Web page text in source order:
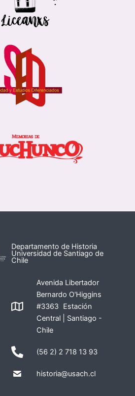
Departamento de Historia
Universidad de Santiago de
Chile
Avenida Libertador
Bernardo O'Higgins
#3363 Estación
Central | Santiago -
Chile
(56 2) 2 718 13 93
historia@usach.cl